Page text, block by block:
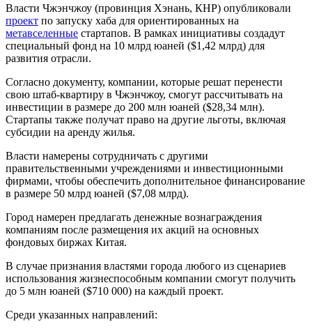
Власти Чжэнчжоу (провинция Хэнань, КНР) опубликовали
проект по запуску хаба для ориентированных на
метавселенные стартапов. В рамках инициативы создадут
специальный фонд на 10 млрд юаней ($1,42 млрд) для
развития отрасли.
Согласно документу, компании, которые решат перенести
свою штаб-квартиру в Чжэнчжоу, смогут рассчитывать на
инвестиции в размере до 200 млн юаней ($28,34 млн).
Стартапы также получат право на другие льготы, включая
субсидии на аренду жилья.
Власти намерены сотрудничать с другими
правительственными учреждениями и инвестиционными
фирмами, чтобы обеспечить дополнительное финансирование
в размере 50 млрд юаней ($7,08 млрд).
Город намерен предлагать денежные вознаграждения
компаниям после размещения их акций на основных
фондовых биржах Китая.
В случае признания властями города любого из сценариев
использования жизнеспособным компании смогут получить
до 5 млн юаней ($710 000) на каждый проект.
Среди указанных направлений: